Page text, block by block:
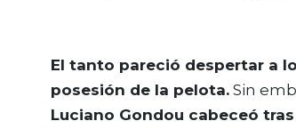
El tanto pareció despertar a
posesión de la pelota. Sin
Luciano Gondou cabeceó